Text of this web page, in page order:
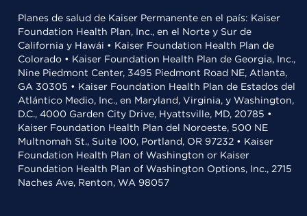
Planes de salud de Kaiser Permanente en el país: Kaiser
Foundation Health Plan, Inc., en el Norte y Sur de
California y Hawái • Kaiser Foundation Health Plan de
Colorado • Kaiser Foundation Health Plan de Georgia, Inc.,
Nine Piedmont Center, 3495 Piedmont Road NE, Atlanta,
GA 30305 • Kaiser Foundation Health Plan de Estados del
Atlántico Medio, Inc., en Maryland, Virginia, y Washington,
D.C., 4000 Garden City Drive, Hyattsville, MD, 20785 •
Kaiser Foundation Health Plan del Noroeste, 500 NE
Multnomah St., Suite 100, Portland, OR 97232 • Kaiser
Foundation Health Plan of Washington or Kaiser
Foundation Health Plan of Washington Options, Inc., 2715
Naches Ave, Renton, WA 98057